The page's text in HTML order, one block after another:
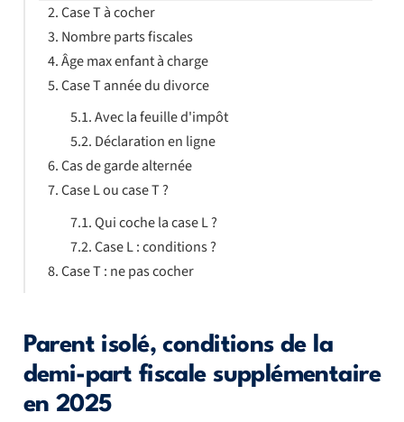
Parent isolé, conditions de la
demi-part fiscale supplémentaire
en 2025
Case T à cocher
Nombre parts fiscales
Âge max enfant à charge
Case T année du divorce
Avec la feuille d'impôt
Déclaration en ligne
Cas de garde alternée
Case L ou case T ?
Qui coche la case L ?
Case L : conditions ?
Case T : ne pas cocher